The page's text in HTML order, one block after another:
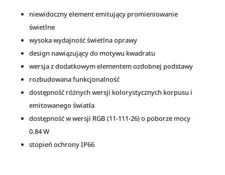
niewidoczny element emitujący promieniowanie
świetlne
wysoka wydajność świetlna oprawy
design nawiązujący do motywu kwadratu
wersja z dodatkowym elementem ozdobnej podstawy
rozbudowana funkcjonalność
dostępność różnych wersji kolorystycznych korpusu i
emitowanego światła
dostępność w wersji RGB (11-111-26) o poborze mocy
0.84 W
stopień ochrony IP66